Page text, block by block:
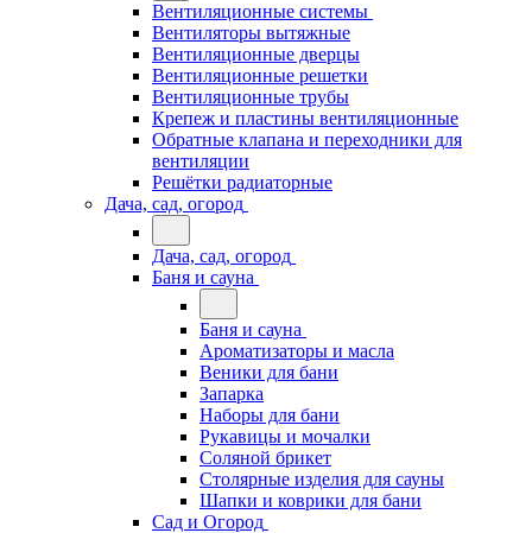
Вентиляционные системы
Вентиляторы вытяжные
Вентиляционные дверцы
Вентиляционные решетки
Вентиляционные трубы
Крепеж и пластины вентиляционные
Обратные клапана и переходники для
вентиляции
Решётки радиаторные
Дача, сад, огород
Дача, сад, огород
Баня и сауна
Баня и сауна
Ароматизаторы и масла
Веники для бани
Запарка
Наборы для бани
Рукавицы и мочалки
Соляной брикет
Столярные изделия для сауны
Шапки и коврики для бани
Сад и Огород